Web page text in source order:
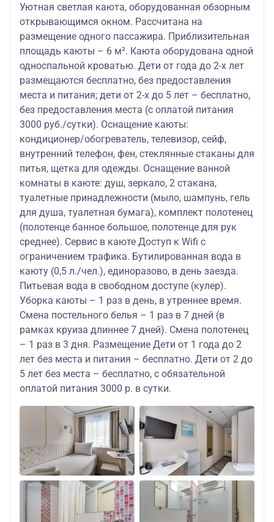
Уютная светлая каюта, оборудованная обзорным
открывающимся окном. Рассчитана на
размещение одного пассажира. Приблизительная
площадь каюты – 6 м². Каюта оборудована одной
односпальной кроватью. Дети от года до 2-х лет
размещаются бесплатно, без предоставления
места и питания; дети от 2-х до 5 лет – бесплатно,
без предоставления места (с оплатой питания
3000 руб./сутки). Оснащение каюты:
кондиционер/обогреватель, телевизор, сейф,
внутренний телефон, фен, стеклянные стаканы для
питья, щетка для одежды. Оснащение ванной
комнаты в каюте: душ, зеркало, 2 стакана,
туалетные принадлежности (мыло, шампунь, гель
для душа, туалетная бумага), комплект полотенец
(полотенце банное большое, полотенце для рук
среднее). Сервис в каюте Доступ к Wifi с
ограничением трафика. Бутилированная вода в
каюту (0,5 л./чел.), единоразово, в день заезда.
Питьевая вода в свободном доступе (кулер).
Уборка каюты – 1 раз в день, в утреннее время.
Смена постельного белья – 1 раз в 7 дней (в
рамках круиза длиннее 7 дней). Смена полотенец
– 1 раз в 3 дня. Размещение Дети от 1 года до 2
лет без места и питания – бесплатно. Дети от 2 до
5 лет без места – бесплатно, с обязательной
оплатой питания 3000 р. в сутки.